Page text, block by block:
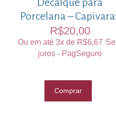
Decalque para
Porcelana –
R$20,00
Ou em até 3x de R$6,67
juros - PagSeguro
Comprar